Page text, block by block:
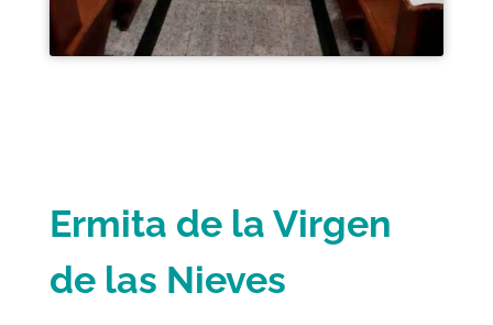
Ermita de la Virgen
de las Nieves